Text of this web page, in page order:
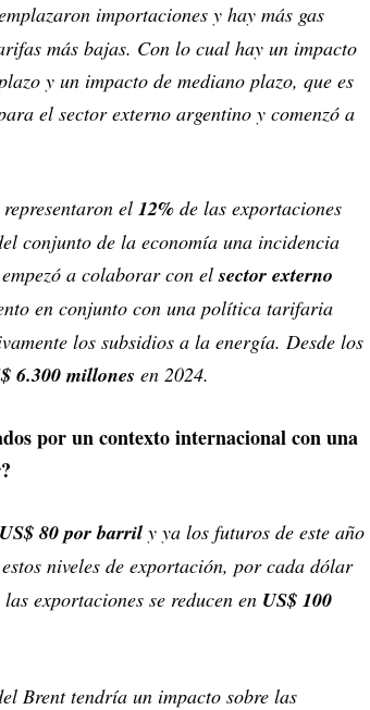
importaciones y hay más gas
más bajas. Con lo cual hay un impacto
y un impacto de mediano plazo, que es
el sector externo argentino y comenzó a
el 12% de las exportaciones
conjunto de la economía una incidencia
a colaborar con elsector externo
en conjunto con una política tarifaria
los subsidios a la energía. Desde los
6.300 millones en 2024.
por un contexto internacional con una
US$ 80 por barril y ya los futuros de este año
niveles de exportación, por cada dólar
exportaciones se reducen en US$ 100
Brent tendría un impacto sobre las